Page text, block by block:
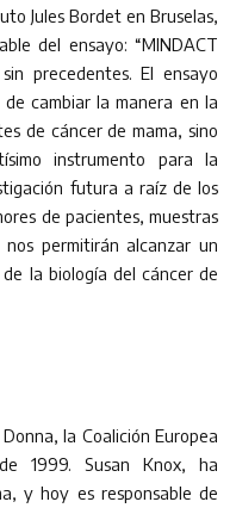
Jules Bordet en Bruselas,
del ensayo: “MINDACT
precedentes. El ensayo
cambiar la manera en la
de cáncer de mama, sino
instrumento para la
futura a raíz de los
de pacientes, muestras
permitirán alcanzar un
la biología del cáncer de
la Coalición Europea
1999. Susan Knox, ha
y hoy es responsable de